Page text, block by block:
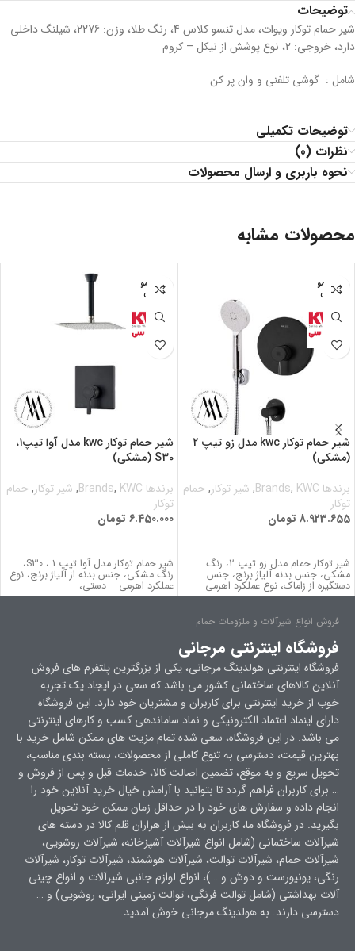
توضیحات
شیر حمام توکار ویوات، مدل تنسو کلاس 4، رنگ طلا، وزن: 2276، شیلنگ داخلی
دارد، خروجی: 2، نوع پوشش از نیکل – کروم
شامل : گوشی تلفنی و وان پر کن
توضیحات تکمیلی
نظرات (0)
نحوه باربری و ارسال محصولات
محصولات مشابه
اتمام مو
جودی
شیر حمام توکار kwc مدل زو تیپ 2
(مشکی)
برندها Brands
, KWC
, شیر توکار, حمام
توکار
8.923.655 تومان
شیر توکار حمام مدل زو تیپ 2، رنگ
مشکی، جنس بدنه آلیاژ برنج، جنس
دستگیره از زاماک، نوع عملکرد اهرمی
اتمام مو
جودی
شیر حمام توکار kwc مدل آوا تیپ1،
S30 (مشکی)
برندها Brands
, KWC
, شیر توکار, حمام
توکار
6.450.000 تومان
شیر حمام توکار مدل آوا تیپ 1 ، S30،
رنگ مشکی، جنس بدنه از آلیاژ برنج، نوع
عملکرد اهرمی – دستی،
فروش انواع شیرآلات و ملزومات حمام
فروشگاه اینترنتی مرجانی
فروشگاه اینترنتی هولدینگ مرجانی، یکی از بزرگترین پلتفرم های فروش
آنلاین کالاهای ساختمانی کشور می باشد که سعی در ایجاد یک تجربه
خوب از خرید اینترنتی برای کاربران و مشتریان خود دارد. این فروشگاه
دارای اینماد اعتماد الکترونیکی و نماد ساماندهی کسب و کارهای اینترنتی
می باشد. در این فروشگاه، سعی شده تمام مزیت های ممکن شامل خرید با
بهترین قیمت، دسترسی به تنوع کاملی از محصولات، بسته بندی مناسب،
تحویل سریع و به موقع، تضمین اصالت کالا، خدمات قبل و پس از فروش و
… برای کاربران فراهم گردد تا بتوانید با آرامش خیال خرید آنلاین خود را
انجام داده و سفارش های خود را در حداقل زمان ممکن خود تحویل
بگیرید. در فروشگاه ما، کاربران به بیش از هزاران قلم کالا در دسته های
شیرآلات ساختمانی (شامل انواع شیرآلات آشپزخانه، شیرآلات روشویی،
شیرآلات حمام، شیرآلات توالت، شیرآلات هوشمند، شیرآلات توکار، شیرآلات
رنگی، یونیورست و دوش و …)، انواع لوازم جانبی شیرآلات و انواع چینی
آلات بهداشتی (شامل توالت فرنگی، توالت زمینی ایرانی، روشویی) و …
دسترسی دارند. به هولدینگ مرجانی خوش آمدید.